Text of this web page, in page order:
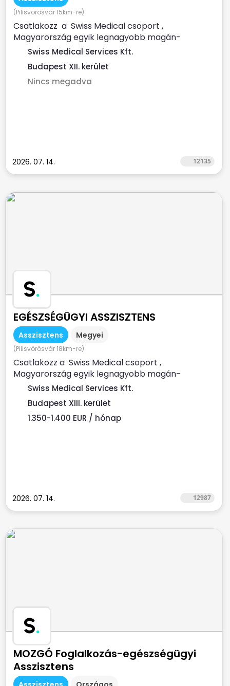
(Pilisvörösvár 15km-re)
Csatlakozz a Swiss Medical csoport ,
Magyarország egyik legnagyobb magán-
egészségügyi szolgáltatója...
Swiss Medical Services Kft.
Budapest XII. kerület
Nincs megadva
2026. 07. 14. 12135
S.
EGÉSZSÉGÜGYI ASSZISZTENS
Asszisztens Megyei
(Pilisvörösvár 18km-re)
Csatlakozz a Swiss Medical csoport ,
Magyarország egyik legnagyobb magán-
egészségügyi szolgáltatója Prémium...
Swiss Medical Services Kft.
Budapest XIII. kerület
1.350-1.400 EUR / hónap
2026. 07. 14. 12987
S.
MOZGÓ Foglalkozás-egészségügyi
Asszisztens